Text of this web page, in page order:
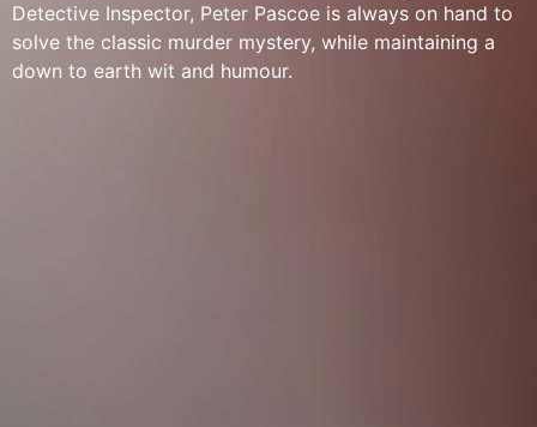
Detective Inspector, Peter Pascoe is always on hand to
solve the classic murder mystery, while maintaining a
down to earth wit and humour.